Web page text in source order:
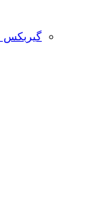
گیربکس